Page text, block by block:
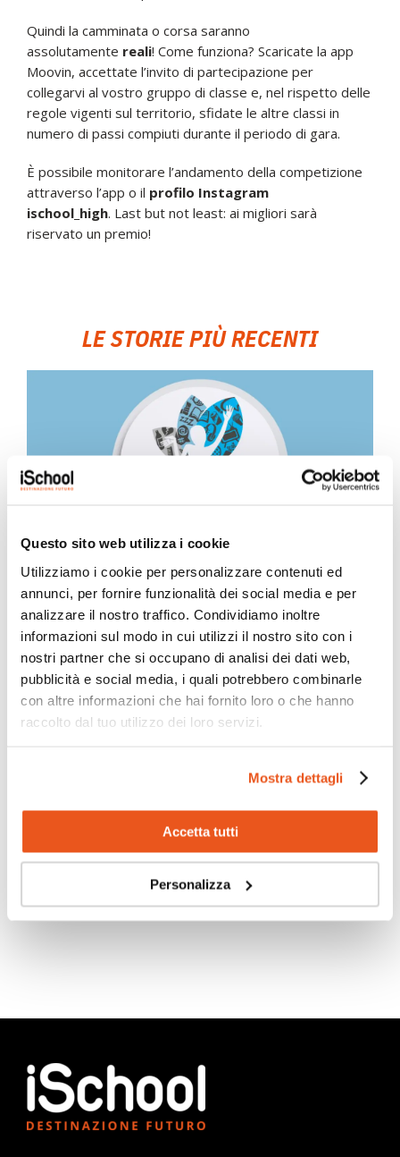
Questo sito web utilizza i cookie
Utilizziamo i cookie per personalizzare contenuti ed
annunci, per fornire funzionalità dei social media e per
analizzare il nostro traffico. Condividiamo inoltre
informazioni sul modo in cui utilizzi il nostro sito con i
nostri partner che si occupano di analisi dei dati web,
pubblicità e social media, i quali potrebbero combinarle
con altre informazioni che hai fornito loro o che hanno
raccolto dal tuo utilizzo dei loro servizi.
Mostra dettagli
Accetta tutti
Personalizza
Quindi la camminata o corsa saranno
assolutamente reali! Come funziona? Scaricate la app
Moovin, accettate l’invito di partecipazione per
collegarvi al vostro gruppo di classe e, nel rispetto delle
regole vigenti sul territorio, sfidate le altre classi in
numero di passi compiuti durante il periodo di gara.
È possibile monitorare l’andamento della competizione
attraverso l’app o il profilo Instagram
ischool_high. Last but not least: ai migliori sarà
riservato un premio!
LE STORIE PIÙ RECENTI
iSchool ha partecipato all’indagine
nazionale HBSC 2025/2026
25 Maggio 2026
Quest’anno il nostro Istituto ha preso parte al progetto
“HBSC – Health Behaviour in School-aged...
Scopri di più